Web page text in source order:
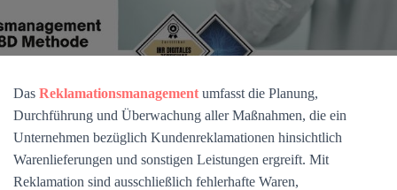
Das Reklamationsmanagement umfasst die Planung,
Durchführung und Überwachung aller Maßnahmen, die ein
Unternehmen bezüglich Kundenreklamationen hinsichtlich
Warenlieferungen und sonstigen Leistungen ergreift. Mit
Reklamation sind ausschließlich fehlerhafte Waren,